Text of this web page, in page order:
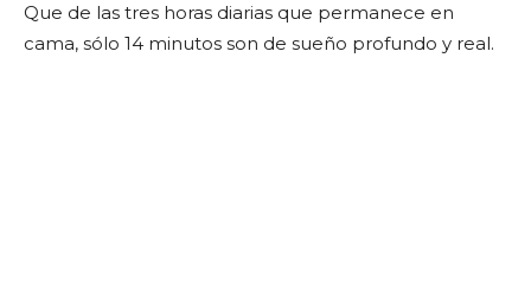
Que de las tres horas diarias que permanece en
cama, sólo 14 minutos son de sueño profundo y real.